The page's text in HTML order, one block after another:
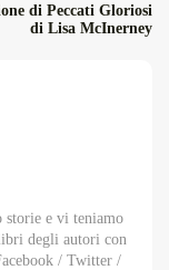
di Peccati Gloriosi
di Lisa McInerney
storie e vi teniamo
degli autori con
/ Twitter /